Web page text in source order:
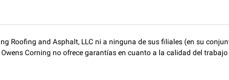
Roofing and Asphalt, LLC ni a ninguna de sus filiales (en su
Corning no ofrece garantías en cuanto a la calidad del